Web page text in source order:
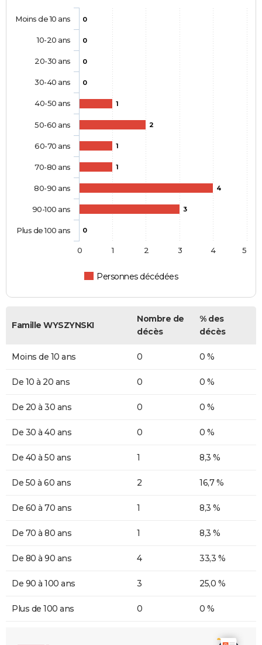
0
0
0
0
1
2
1
1
4
3
0
Personnes décédées
Moins de 10 ans
10-20 ans
20-30 ans
30-40 ans
40-50 ans
50-60 ans
60-70 ans
70-80 ans
80-90 ans
90-100 ans
Plus de 100 ans
0 1 2 3 4 5
Famille WYSZYNSKI
Nombre de
décès
% des
décès
Moins de 10 ans 0 0 %
De 10 à 20 ans 0 0 %
De 20 à 30 ans 0 0 %
De 30 à 40 ans 0 0 %
De 40 à 50 ans 1 8,3 %
De 50 à 60 ans 2 16,7 %
De 60 à 70 ans 1 8,3 %
De 70 à 80 ans 1 8,3 %
De 80 à 90 ans 4 33,3 %
De 90 à 100 ans 3 25,0 %
Plus de 100 ans 0 0 %